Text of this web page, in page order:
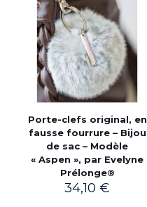
Porte-clefs original, en
fausse fourrure – Bijou
de sac – Modèle
« Aspen », par Evelyne
Prélonge®
34,10€